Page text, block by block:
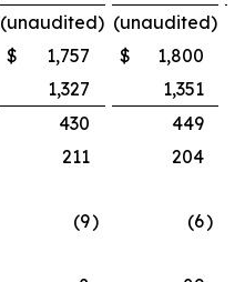
(unaudited) (unaudited)
$ 1,757 $ 1,800
1,327
1,351
430 449
211
204
(9) (6)